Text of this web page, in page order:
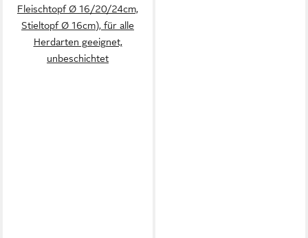
Fleischtopf Ø 16/20/24cm,
Stieltopf Ø 16cm), für alle
Herdarten geeignet,
unbeschichtet